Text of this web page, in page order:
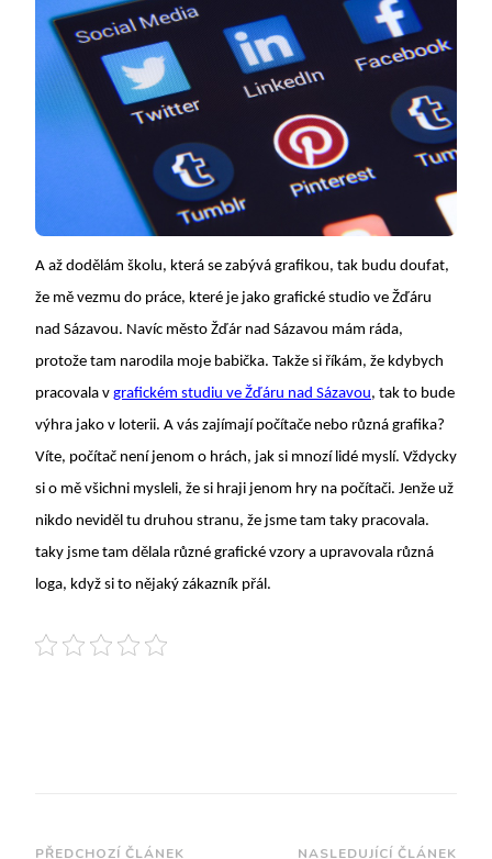
A až dodělám školu, která se zabývá grafikou, tak budu doufat,
že mě vezmu do práce, které je jako grafické studio ve Žďáru
nad Sázavou. Navíc město Žďár nad Sázavou mám ráda,
protože tam narodila moje babička. Takže si říkám, že kdybych
pracovala v grafickém studiu ve Žďáru nad Sázavou, tak to bude
výhra jako v loterii. A vás zajímají počítače nebo různá grafika?
Víte, počítač není jenom o hrách, jak si mnozí lidé myslí. Vždycky
si o mě všichni mysleli, že si hraji jenom hry na počítači. Jenže už
nikdo neviděl tu druhou stranu, že jsme tam taky pracovala.
taky jsme tam dělala různé grafické vzory a upravovala různá
loga, když si to nějaký zákazník přál.
PŘEDCHOZÍ ČLÁNEK NASLEDUJÍCÍ ČLÁNEK